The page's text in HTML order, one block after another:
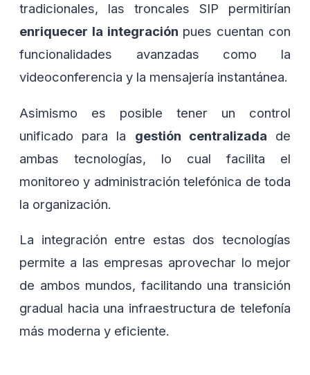
tradicionales, las troncales SIP permitirían
enriquecer la integración pues cuentan con
funcionalidades avanzadas como la
videoconferencia y la mensajería instantánea.
Asimismo es posible tener un control
unificado para la gestión centralizada de
ambas tecnologías, lo cual facilita el
monitoreo y administración telefónica de toda
la organización.
La integración entre estas dos tecnologías
permite a las empresas aprovechar lo mejor
de ambos mundos, facilitando una transición
gradual hacia una infraestructura de telefonía
más moderna y eficiente.